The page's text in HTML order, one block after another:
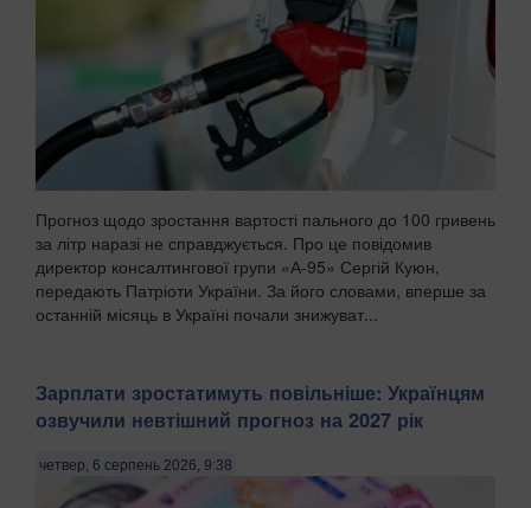
Прогноз щодо зростання вартості пального до 100 гривень
за літр наразі не справджується. Про це повідомив
директор консалтингової групи «А-95» Сергій Куюн,
передають Патріоти України. За його словами, вперше за
останній місяць в Україні почали знижуват...
Зарплати зростатимуть повільніше: Українцям
озвучили невтішний прогноз на 2027 рік
четвер, 6 серпень 2026, 9:38